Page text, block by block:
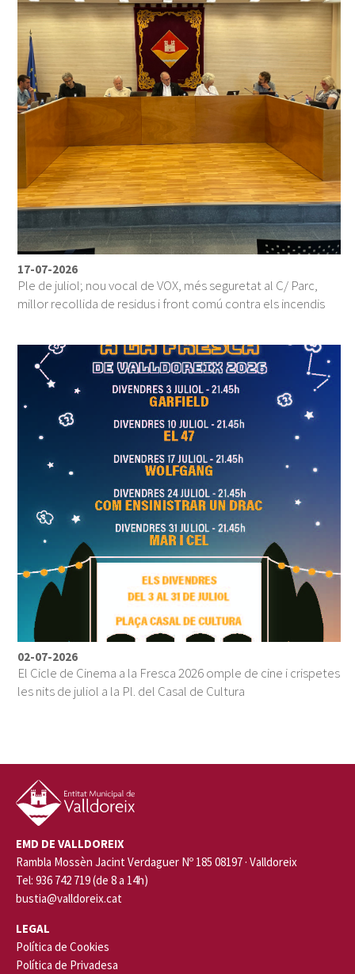
17-07-2026
Ple de juliol; nou vocal de VOX, més seguretat al C/ Parc,
millor recollida de residus i front comú contra els incendis
02-07-2026
El Cicle de Cinema a la Fresca 2026 omple de cine i crispetes
les nits de juliol a la Pl. del Casal de Cultura
EMD DE VALLDOREIX
Rambla Mossèn Jacint Verdaguer Nº 185 08197 · Valldoreix
Tel: 936 742 719 (de 8 a 14h)
bustia@valldoreix.cat
LEGAL
Política de Cookies
Política de Privadesa